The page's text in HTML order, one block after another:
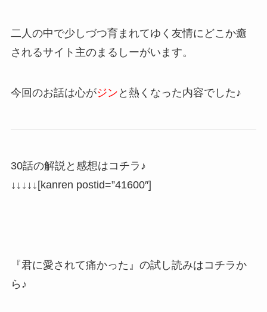
二人の中で少しづつ育まれてゆく友情にどこか癒
されるサイト主のまるしーがいます。
今回のお話は心がジン と熱くなった内容でした♪
30話の解説と感想はコチラ♪
↓↓↓↓↓[kanren postid=”41600″]
『君に愛されて痛かった』の試し読みはコチラか
ら♪